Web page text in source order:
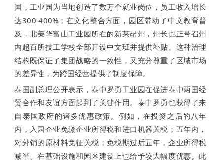
国，工业园为当地创造了数万个就业岗位，员工收入增长
达300-400%；在文化整合方面，园区带动了中文教育普
及，北美华富山工业园所在的新莱昂州，州长也正号召州
内超百所技工学校全部开设中文班并提供补贴。这种治理
结构既保证了集团战略的一致性，又充分尊重了区域市场
的差异性，为跨国经营提供了制度保障。
泰国副总理公开表示，泰中罗勇工业园在促进泰中两国经
贸合作和友谊方面起到了关键作用。泰中罗勇也获得了来
自泰国政府的诸多优惠政策。例如，在投资之后的八年
内，入园企业免缴企业所得税和进口机器关税；五年内，
对外销的原材料免征关税；免税期过后五年，企业所得税
减半。在基础设施和园区建设上也给予较大幅度优惠。此